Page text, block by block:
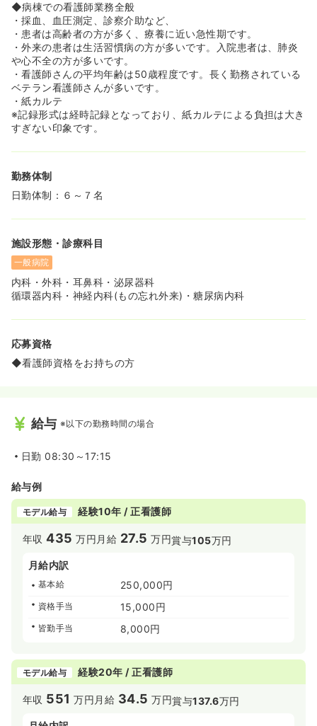
◆病棟での看護師業務全般
・採血、血圧測定、診察介助など、
・患者は高齢者の方が多く、療養に近い急性期です。
・外来の患者は生活習慣病の方が多いです。入院患者は、肺炎
や心不全の方が多いです。
・看護師さんの平均年齢は50歳程度です。長く勤務されている
ベテラン看護師さんが多いです。
・紙カルテ
※記録形式は経時記録となっており、紙カルテによる負担は大き
すぎない印象です。
勤務体制
日勤体制：６～７名
施設形態・診療科目
一般病院
内科・外科・耳鼻科・泌尿器科
循環器内科・神経内科(もの忘れ外来)・糖尿病内科
応募資格
◆看護師資格をお持ちの方
給与 ※以下の勤務時間の場合
日勤 08:30～17:15
給与例
モデル給与 経験10年 / 正看護師
年収435 万円 月給 27.5 万円賞与105万円
月給内訳
基本給 250,000円
資格手当 15,000円
皆勤手当 8,000円
モデル給与 経験20年 / 正看護師
年収 551 万円 月給 34.5 万円賞与137.6万円